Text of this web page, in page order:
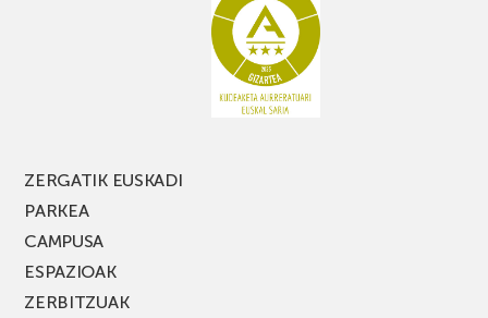
ZERGATIK EUSKADI
PARKEA
CAMPUSA
ESPAZIOAK
ZERBITZUAK